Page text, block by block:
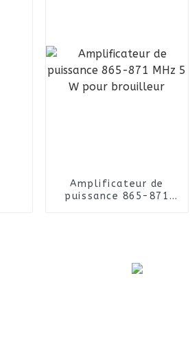
Amplificateur de
puissance 865-871